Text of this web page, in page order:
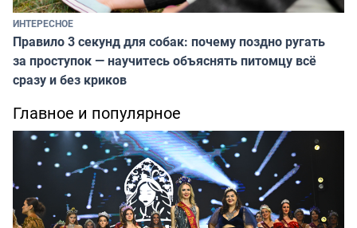
ИНТЕРЕСНОЕ
Правило 3 секунд для собак: почему поздно ругать
за проступок — научитесь объяснять питомцу всё
сразу и без криков
Главное и популярное